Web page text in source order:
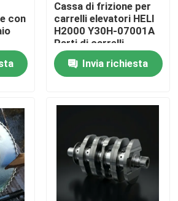
motore
blocco motore e accessori
con
Cassa di frizione per
carrelli elevatori HELI
H2000 Y30H-07001A
Parti di carrelli
elevatori Heli
Invia richiesta